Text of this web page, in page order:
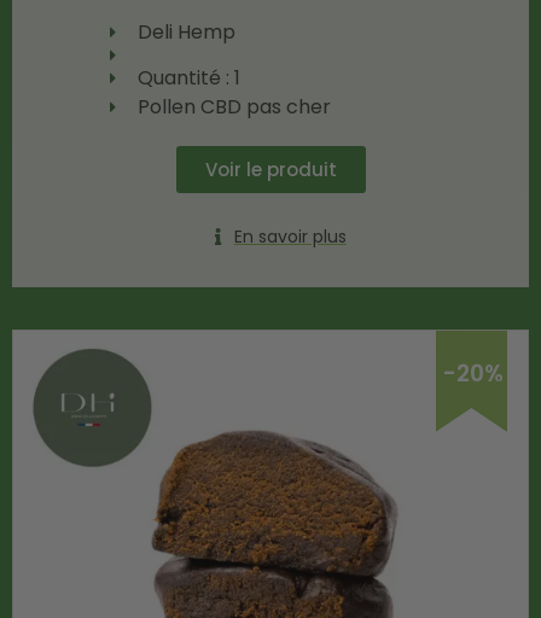
Deli Hemp
Quantité : 1
Pollen CBD pas cher
Voir le produit
En savoir plus
-20%